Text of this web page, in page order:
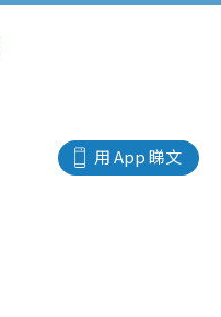
用 App 睇文